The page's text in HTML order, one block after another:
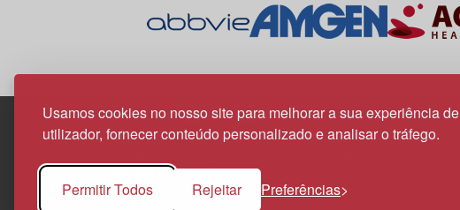
Usamos cookies no nosso site para melhorar a sua experiência de
utilizador, fornecer conteúdo personalizado e analisar o tráfego.
Permitir Todos Rejeitar Preferências
1800-282 Lisboa | Portugal
21 850 40 65